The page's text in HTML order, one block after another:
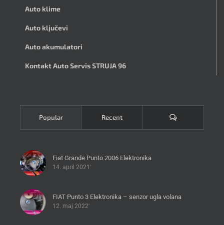
Auto klime
Auto ključevi
Auto akumulatori
Kontakt Auto Servis STRUJA 96
Popular Recent Komentari
Fiat Grande Punto 2006 Elektronika
14. april 2021'
FIAT Punto 3 Elektronika – senzor ugla volana
12. maj 2022'